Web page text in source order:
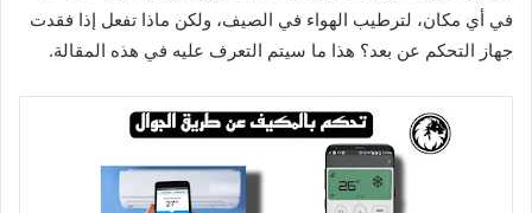
في أي مكان، لترطيب الهواء في الصيف، ولكن ماذا تفعل إذا فقدت
جهاز التحكم عن بعد؟ هذا ما سيتم التعرف عليه في هذه المقالة.